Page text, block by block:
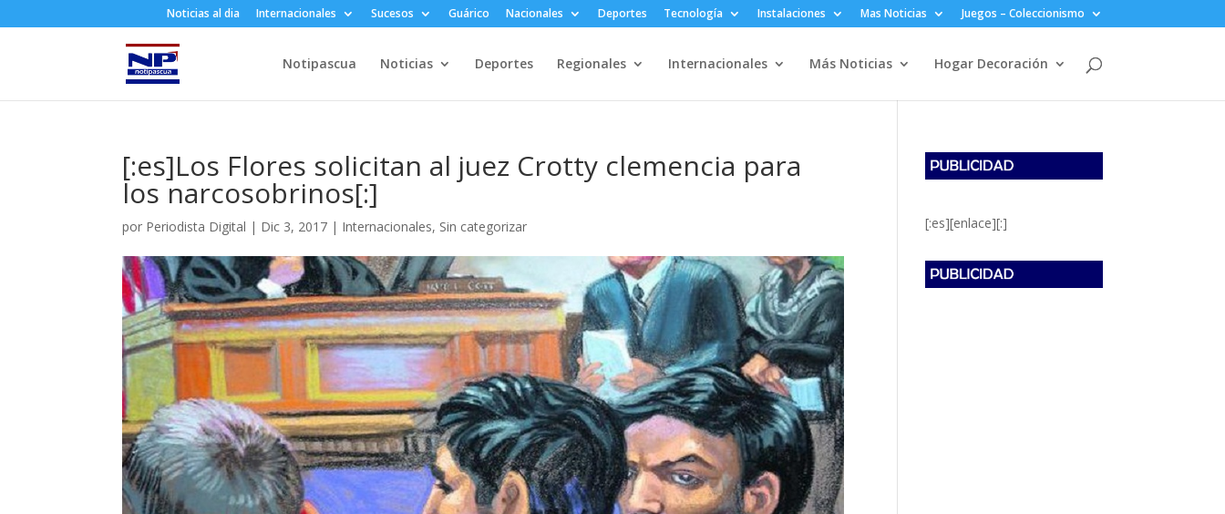
Noticias al dia Internacionales Sucesos Guárico Nacionales Deportes Tecnología Instalaciones Mas Noticias Juegos – Coleccionismo
Notipascua Noticias Deportes Regionales Internacionales Más Noticias Hogar Decoración
[:es]Los Flores solicitan al juez Crotty clemencia para
los narcosobrinos[:]
por Periodista Digital | Dic 3, 2017 | Internacionales, Sin categorizar [:es][enlace][:]